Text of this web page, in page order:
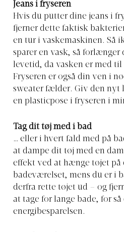
Jeans i fryseren
Hvis du putter dine jeans i
fjerner dette faktisk
en tur i vaskemaskinen. Så
sparer en vask, så forlænger
levetid, da vasken er med
Fryseren er også din ven i
sweater fælder. Giv den nyt
en plasticpose i fryseren i
Tag dit tøj med i bad
… eller i hvert fald med på
at dampe dit tøj med en
effekt ved at hænge tøjet på
badeværelset, mens du er i
derfra rette tøjet ud – og
at tage for lange bade, for
energibesparelsen.